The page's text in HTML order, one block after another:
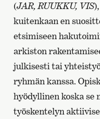
(JAR, RUUKKU, VIS
kuitenkaan en
etsimiseen
arkiston
julkisesti tai
ryhmän kanssa.
hyödyllinen koska se
työskentelyn